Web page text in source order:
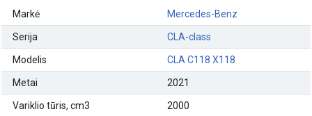
Markė Mercedes-Benz
Serija CLA-class
Modelis CLA C118 X118
Metai 2021
Variklio tūris, cm3 2000